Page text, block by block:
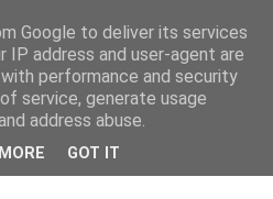
de Karlsbad
Google to deliver its services
IP address and user-agent are
performance and security
service, generate usage
address abuse.
GOT IT